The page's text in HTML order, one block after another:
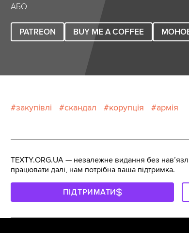
АБО
PATREON BUY ME A COFFEE
закупівлі скандал корупція армія
TEXTY.ORG.UA — незалежне видання без
працювати далі, нам потрібна ваша підтримка.
ПІДТРИМАТИ